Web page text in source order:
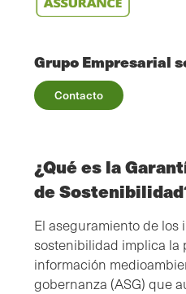
Grupo Empresarial
Contacto
¿Qué es la
de
El aseguramiento de los
sostenibilidad implica la
información
gobernanza (ASG) que